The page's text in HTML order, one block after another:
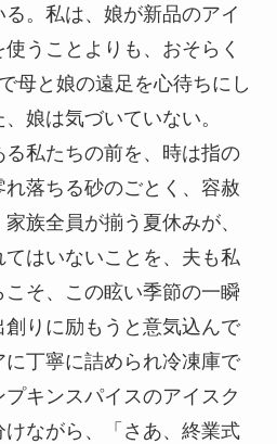
。私は、娘が新品のアイ
うことよりも、おそらく
母と娘の遠足を心待ちにし
娘は気づいていない。
私たちの前を、時は指の
落ちる砂のごとく、容赦
族全員が揃う夏休みが、
はいないことを、夫も私
そ、この眩い季節の一瞬
りに励もうと意気込んで
丁寧に詰められ冷凍庫で
キンスパイスのアイスク
けながら、「さあ、終業式